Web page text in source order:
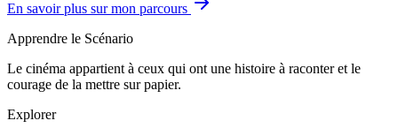
En savoir plus sur mon parcours
Apprendre le Scénario
Le cinéma appartient à ceux qui ont une histoire à raconter et le
courage de la mettre sur papier.
Explorer